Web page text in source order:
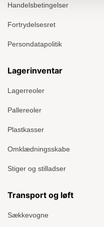
Handelsbetingelser
Fortrydelsesret
Persondatapolitik
Lagerinventar
Lagerreoler
Pallereoler
Plastkasser
Omklædningsskabe
Stiger og stilladser
Transport og løft
Sækkevogne